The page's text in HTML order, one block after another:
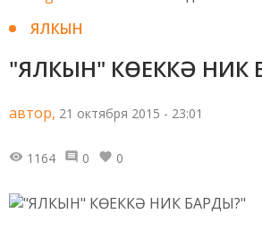
ЯЛКЫН
"ЯЛКЫН" КӨЕККӘ НИК
автор, 21 октября 2015 - 23:01
1164 0 0